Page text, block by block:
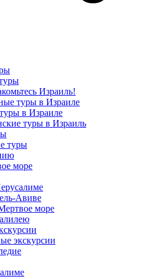
Израиль!
туры в Израиле
в Израиле
туры в Израиль
туры
море
Авиве
море
экскурсии